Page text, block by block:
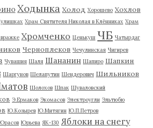
Ходынка Холод Хорошево Хохлов
Храм Святителя Николая в Клённиках Храм
Хромченко Ценькуш ЧБ Чатырдаг
Черноплеков Чечулинская Чигирев
Чувашия Шаля Шананин Шапиро Шапкин
Шаргунов Шелапутин Шендерович Шильников
Шолохов Шпак Шуваловский
Э.Ермаков Экомасов Электроугли Эльтюбю
Ю.Козырев Ю.Митягин Ю.П.Петров
Юрьева ЯК-130 Яблоки на снегу